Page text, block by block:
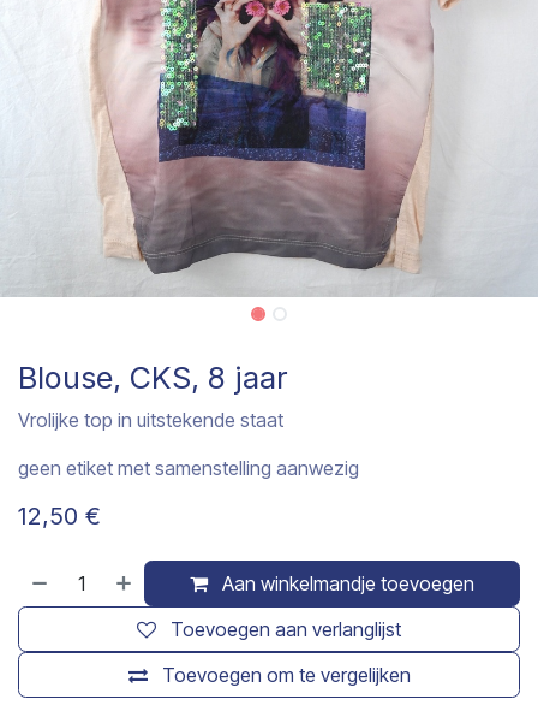
Blouse, CKS, 8 jaar
Vrolijke top in uitstekende staat
geen etiket met samenstelling aanwezig
12,50 €
Aan winkelmandje toevoegen
Toevoegen om te vergelijken
Toevoegen aan verlanglijst